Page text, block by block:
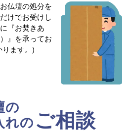
仏壇の処分を
けでお受けし
『お焚きあ
』を承ってお
ります。)
の
れの ご相談